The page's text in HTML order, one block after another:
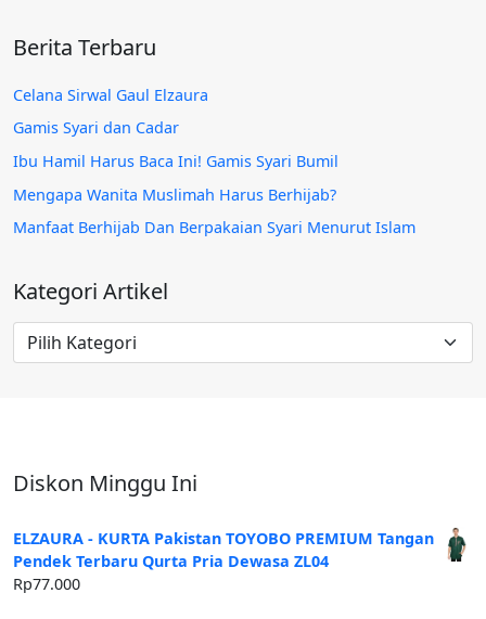
Berita Terbaru
Celana Sirwal Gaul Elzaura
Gamis Syari dan Cadar
Ibu Hamil Harus Baca Ini! Gamis Syari Bumil
Mengapa Wanita Muslimah Harus Berhijab?
Manfaat Berhijab Dan Berpakaian Syari Menurut Islam
Kategori Artikel
Kategori
Artikel
Diskon Minggu Ini
ELZAURA - KURTA Pakistan TOYOBO PREMIUM Tangan
Pendek Terbaru Qurta Pria Dewasa ZL04
Rp77.000